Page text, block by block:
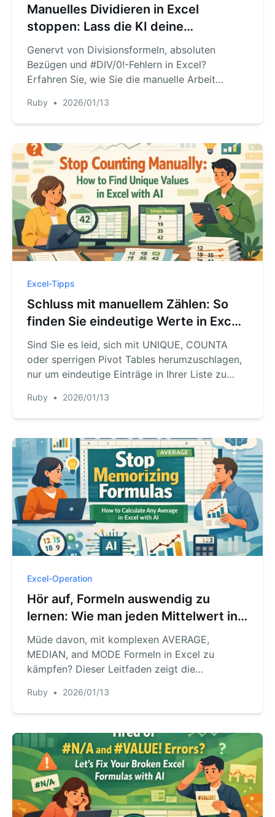
Manuelles Dividieren in Excel
stoppen: Lass die KI deine
Berechnungen übernehmen
Genervt von Divisionsformeln, absoluten
Bezügen und #DIV/0!-Fehlern in Excel?
Erfahren Sie, wie Sie die manuelle Arbeit
eine Excel‑KI sofort Preis pro Einheit berechnet
oder Währungen für Sie umrechnet.
Ruby • 2026/01/13
Excel-Tipps
Schluss mit manuellem Zählen: So
finden Sie eindeutige Werte in Excel
mit KI
Sind Sie es leid, sich mit UNIQUE, COUNTA
oder sperrigen Pivot Tables herumzuschlagen,
nur um eindeutige Einträge in Ihrer Liste zu
wie RowSpeak Ihnen ermöglicht, eindeutige
oder unterschiedliche Werte mit einem
Formelfehler zu vermeiden.
Ruby • 2026/01/13
Excel-Operation
Hör auf, Formeln auswendig zu
lernen: Wie man jeden Mittelwert in
Excel mit AI berechnet
Müde davon, mit komplexen AVERAGE,
MEDIAN, and MODE Formeln in Excel zu
kämpfen? Dieser Leitfaden zeigt die
und stellt dann eine schnellere Methode vor,
mit Excel AI jede Art von Durchschnitt mit
Ruby • 2026/01/13